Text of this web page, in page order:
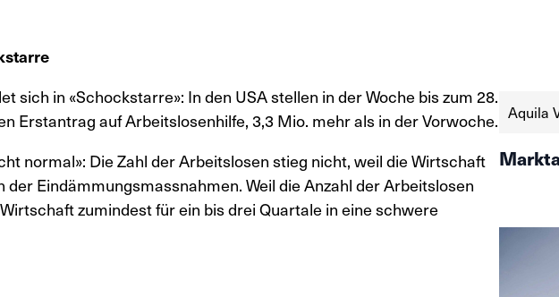
sich in «Schockstarre»: In den USA stellen in der Woche bis zum 28.
Erstantrag auf Arbeitslosenhilfe, 3,3 Mio. mehr als in der Vorwoche.
normal»: Die Zahl der Arbeitslosen stieg nicht, weil die Wirtschaft
Eindämmungsmassnahmen. Weil die Anzahl der Arbeitslosen
zumindest für ein bis drei Quartale in eine schwere
Aquila